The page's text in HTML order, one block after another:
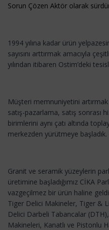
Sorun Çözen Aktör olarak
1994 yılına kadar ürün
sayısını arttırmak amacıyla
yılından itibaren Ostim’deki
Müşteri memnuniyetini artırmak
satış-pazarlama, satış sonrası
birimlerini aynı çatı altında
merkezden yürütmeye başladık.
Granit ve seramik yüzeylerin
üretimine başladığımız CİKA
vazgeçilmez bir ürün haline
Tiger Delici Makineler, Tiger &
Delici Darbeli Tabancalar
Makineleri, Kanatlı ve Pistonlu